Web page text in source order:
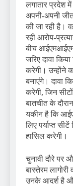
लगातार प्रदेश
अपनी-अपनी जीत
की जा रही है।
रही आरोप-
बीच
जरिए दावा
करेगी। उन्होंने
बनाएंगे। दावा
करेगी, जिन
बातचीत के
यकीन है कि
लिए पर्याप्त
हासिल करेगी।
चुनावी दौरे पर
बास्तेरम
उनके आदर्श है